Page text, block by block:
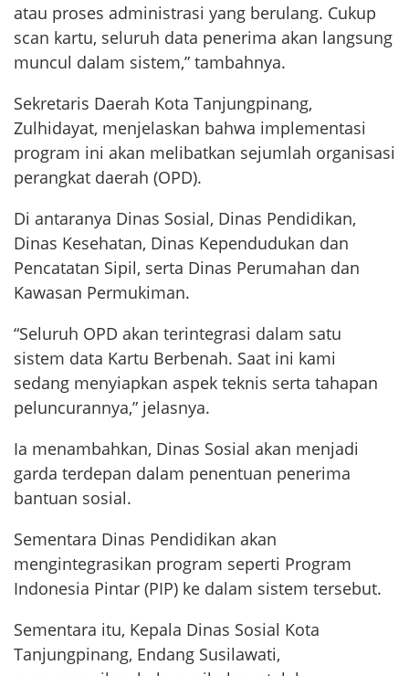
atau proses administrasi yang berulang. Cukup
scan kartu, seluruh data penerima akan langsung
muncul dalam sistem,” tambahnya.
Sekretaris Daerah Kota Tanjungpinang,
Zulhidayat, menjelaskan bahwa implementasi
program ini akan melibatkan sejumlah organisasi
perangkat daerah (OPD).
Di antaranya Dinas Sosial, Dinas Pendidikan,
Dinas Kesehatan, Dinas Kependudukan dan
Pencatatan Sipil, serta Dinas Perumahan dan
Kawasan Permukiman.
“Seluruh OPD akan terintegrasi dalam satu
sistem data Kartu Berbenah. Saat ini kami
sedang menyiapkan aspek teknis serta tahapan
peluncurannya,” jelasnya.
Ia menambahkan, Dinas Sosial akan menjadi
garda terdepan dalam penentuan penerima
bantuan sosial.
Sementara Dinas Pendidikan akan
mengintegrasikan program seperti Program
Indonesia Pintar (PIP) ke dalam sistem tersebut.
Sementara itu, Kepala Dinas Sosial Kota
Tanjungpinang, Endang Susilawati,